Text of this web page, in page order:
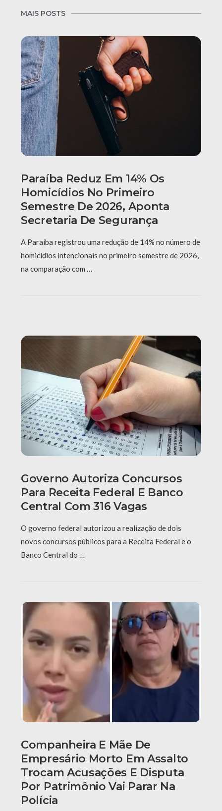
MAIS POSTS
Paraíba Reduz Em 14% Os
Homicídios No Primeiro
Semestre De 2026, Aponta
Secretaria De Segurança
A Paraíba registrou uma redução de 14% no número de
homicídios intencionais no primeiro semestre de 2026,
na comparação com …
Governo Autoriza Concursos
Para Receita Federal E Banco
Central Com 316 Vagas
O governo federal autorizou a realização de dois
novos concursos públicos para a Receita Federal e o
Banco Central do …
Companheira E Mãe De
Empresário Morto Em Assalto
Trocam Acusações E Disputa
Por Patrimônio Vai Parar Na
Polícia